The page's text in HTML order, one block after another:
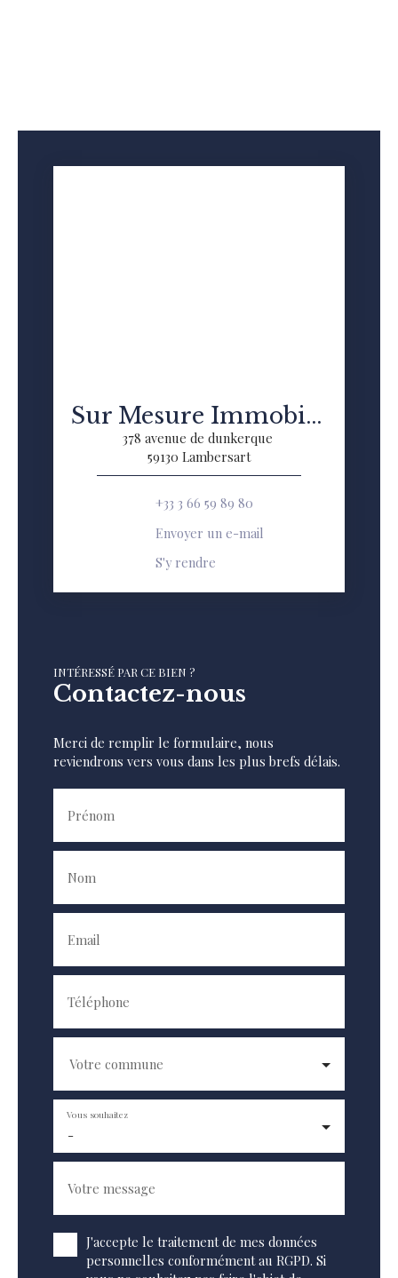
Sur Mesure Immobilier
378 avenue de dunkerque
59130 Lambersart
+33 3 66 59 89 80
Envoyer un e-mail
S'y rendre
INTÉRESSÉ PAR CE BIEN ?
Contactez-nous
Merci de remplir le formulaire, nous
reviendrons vers vous dans les plus brefs délais.
Prénom
Nom
Email
Téléphone
Votre commune
-
Vous souhaitez
Votre message
J'accepte le traitement de mes données
personnelles conformément au RGPD. Si